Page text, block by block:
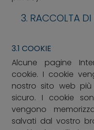
3. RACCOLTA
3.1 COOKIE
Alcune pagine
cookie. I cookie
nostro sito web
sicuro. I cookie
vengono
salvati dal vostro